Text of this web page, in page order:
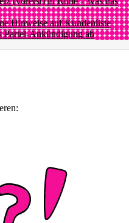
Hinweise auf Kundenliste
Partei-Ankündigung ab